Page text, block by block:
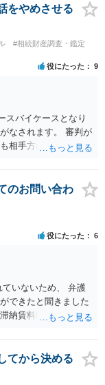
は、相続登記が済ん
父様のつながりがわ
う手続きをすると、
り既に相続登記され
登記名義を調べて
すので、特に相場
合会が設けていた
定数いると思います
をやめさせる
#相続財産調査・鑑定
役にたった 9
スバイケースとなり
なされます。 審判が
相手方の連絡が迷惑
のお問い合わ
役にたった 6
いないため、 弁護
できたと聞きました
納賃料回収のため
。 残念ながら、事案
。
てから決める